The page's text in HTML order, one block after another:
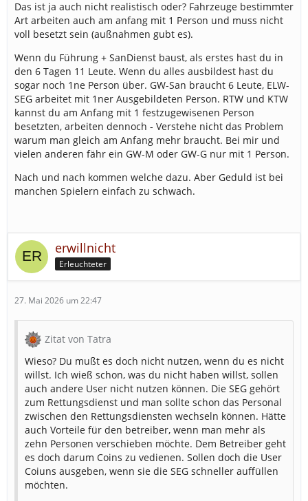
Das ist ja auch nicht realistisch oder? Fahrzeuge bestimmter
Art arbeiten auch am anfang mit 1 Person und muss nicht
voll besetzt sein (außnahmen gubt es).
Wenn du Führung + SanDienst baust, als erstes hast du in
den 6 Tagen 11 Leute. Wenn du alles ausbildest hast du
sogar noch 1ne Person über. GW-San braucht 6 Leute, ELW-
SEG arbeitet mit 1ner Ausgebildeten Person. RTW und KTW
kannst du am Anfang mit 1 festzugewisenen Person
besetzten, arbeiten dennoch - Verstehe nicht das Problem
warum man gleich am Anfang mehr braucht. Bei mir und
vielen anderen fähr ein GW-M oder GW-G nur mit 1 Person.
Nach und nach kommen welche dazu. Aber Geduld ist bei
manchen Spielern einfach zu schwach.
erwillnicht
Erleuchteter
27. Mai 2026 um 22:47
Zitat von Tatra
Wieso? Du mußt es doch nicht nutzen, wenn du es nicht
willst. Ich wieß schon, was du nicht haben willst, sollen
auch andere User nicht nutzen können. Die SEG gehört
zum Rettungsdienst und man sollte schon das Personal
zwischen den Rettungsdiensten wechseln können. Hätte
auch Vorteile für den betreiber, wenn man mehr als
zehn Personen verschieben möchte. Dem Betreiber geht
es doch darum Coins zu vedienen. Sollen doch die User
Coiuns ausgeben, wenn sie die SEG schneller auffüllen
möchten.